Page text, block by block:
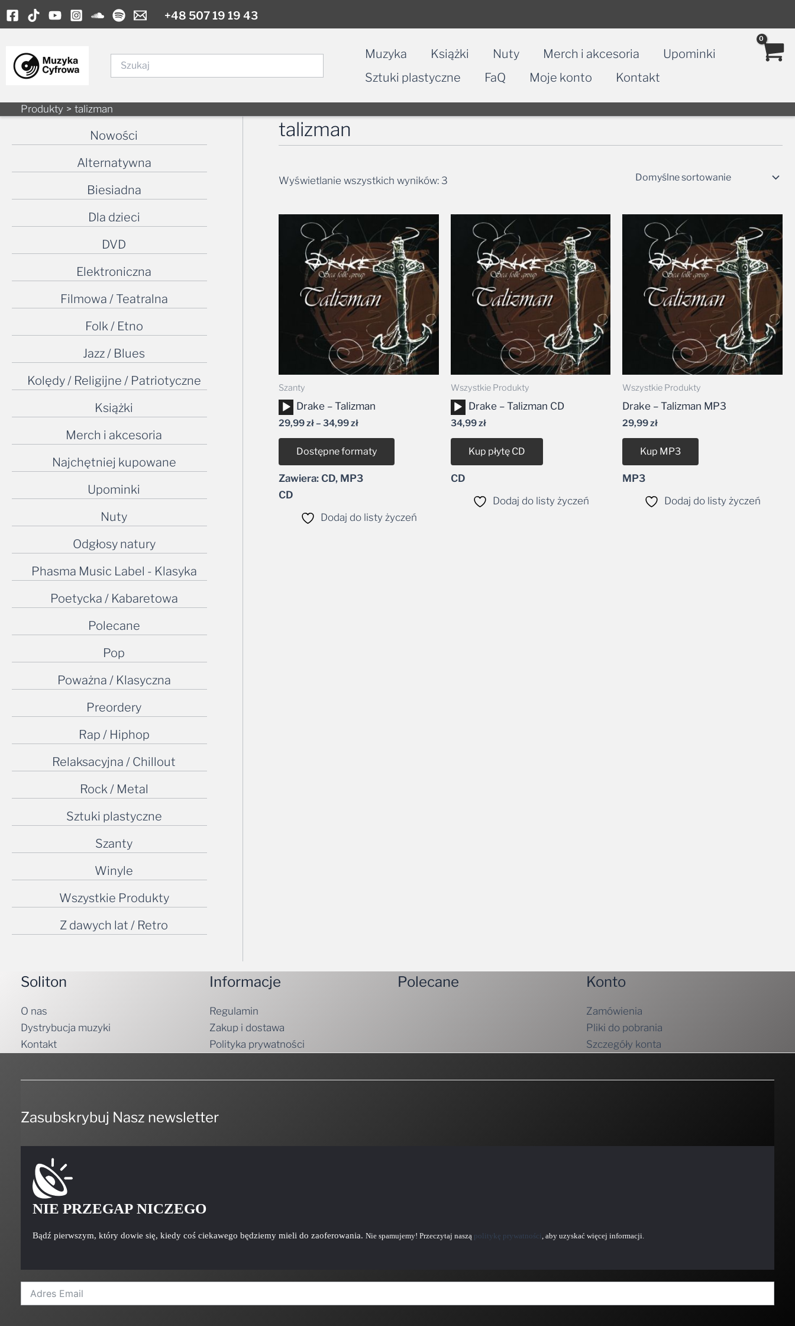
Skip
to
+48 507 19 19 43
Muzyka Książki Nuty Merch i akcesoria
Upominki
Sztuki plastyczne
FaQ Moje konto Kontakt
Produkty talizman
Nowości
Alternatywna
Biesiadna
Dla dzieci
DVD
Elektroniczna
Filmowa / Teatralna
Folk / Etno
Jazz / Blues
Kolędy / Religijne / Patriotyczne
Książki
Merch i akcesoria
Najchętniej kupowane
Upominki
Nuty
Odgłosy natury
Phasma Music Label - Klasyka
Poetycka / Kabaretowa
Polecane
Pop
Poważna / Klasyczna
Preordery
Rap / Hiphop
Relaksacyjna / Chillout
Rock / Metal
Sztuki plastyczne
Szanty
Winyle
Wszystkie Produkty
Z dawych lat / Retro
talizman
Wyświetlanie wszystkich wyników: 3
Szanty
Odtwarzacz
plików
dźwiękowych
Drake – Talizman
29,99zł– 34,99zł
od
29,99 zł
do
34,99 zł
Dostępne formaty
Zawiera: CD, MP3
CD
Dodaj do listy życzeń
Wszystkie Produkty
Odtwarzacz
plików
dźwiękowych
Drake – Talizman CD
34,99zł
Kup płytę CD
CD
Dodaj do listy życzeń
Wszystkie Produkty
Drake – Talizman MP3
29,99zł
Kup MP3
MP3
Dodaj do listy życzeń
Soliton
O nas
Dystrybucja muzyki
Kontakt
Informacje
Regulamin
Zakup i dostawa
Polityka prywatności
Polecane Konto
Zamówienia
Pliki do pobrania
Szczegóły konta
Zasubskrybuj Nasz newsletter
NIE PRZEGAP NICZEGO
Bądź pierwszym, który dowie się, kiedy coś ciekawego będziemy mieli do zaoferowania. Nie spamujemy! Przeczytaj naszą politykę prywatności, aby uzyskać więcej informacji.